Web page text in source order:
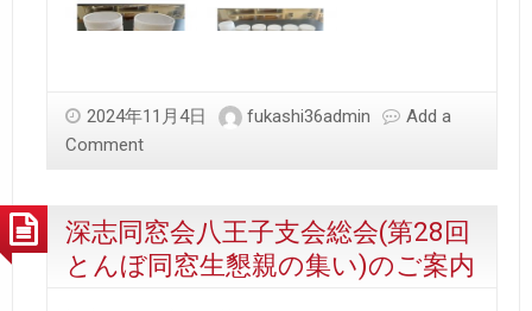
2024年11月4日 fukashi36admin
Add a
Comment
深志同窓会八王子支会総会(第28回
とんぼ同窓生懇親の集い)のご案内